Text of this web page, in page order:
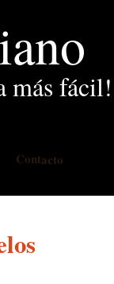
más fácil!
Contacto